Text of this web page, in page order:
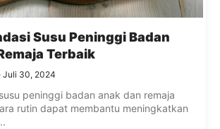
Susu Peninggi Badan
Terbaik
Juli 30, 2024
peninggi badan anak dan remaja
rutin dapat membantu meningkatkan